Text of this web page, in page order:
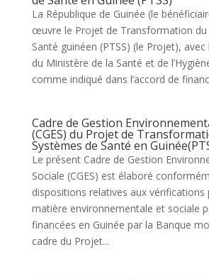
La République de Guinée (le
œuvre le Projet de Transformation du
Santé guinéen (PTSS) (le Projet),
du Ministère de la Santé et de
comme indiqué dans l’accord de
Cadre de Gestion
(CGES) du Projet de
Systèmes de Santé en
Le présent Cadre de Gestion
Sociale (CGES) est élaboré
dispositions relatives aux vérifications
matière environnementale et sociale
financées en Guinée par la Banque
cadre du Projet...